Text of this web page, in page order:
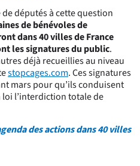
députés à cette question
de bénévoles de
dans 40 villes de France
les signatures du public.
déjà recueillies au niveau
stopcages.com. Ces signatures
mars pour qu’ils conduisent
loi l’interdiction totale de
des actions dans 40 villes